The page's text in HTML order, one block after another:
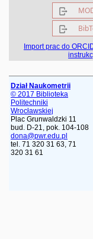
Import prac do
Dział Naukometrii
© 2017 Biblioteka
Politechniki
Wrocławskiej
Plac Grunwaldzki 11
bud. D-21, pok. 104-108
dona@pwr.edu.pl
tel. 71 320 31 63, 71
320 31 61